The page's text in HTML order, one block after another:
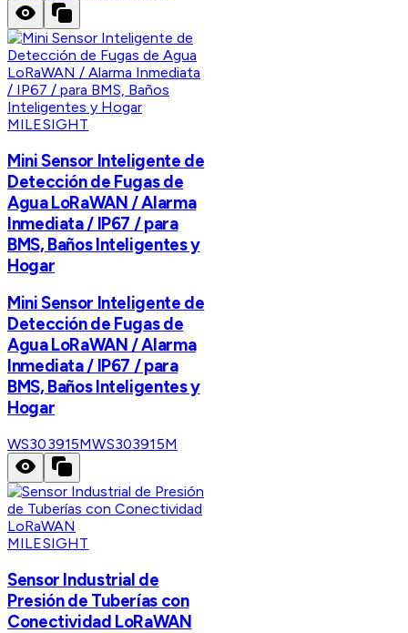
MILESIGHT
Mini Sensor Inteligente de
Detección de Fugas de
Agua LoRaWAN / Alarma
Inmediata / IP67 / para
BMS, Baños Inteligentes y
Hogar
Mini Sensor Inteligente de
Detección de Fugas de
Agua LoRaWAN / Alarma
Inmediata / IP67 / para
BMS, Baños Inteligentes y
Hogar
WS303915MWS303915M
MILESIGHT
Sensor Industrial de
Presión de Tuberías con
Conectividad LoRaWAN